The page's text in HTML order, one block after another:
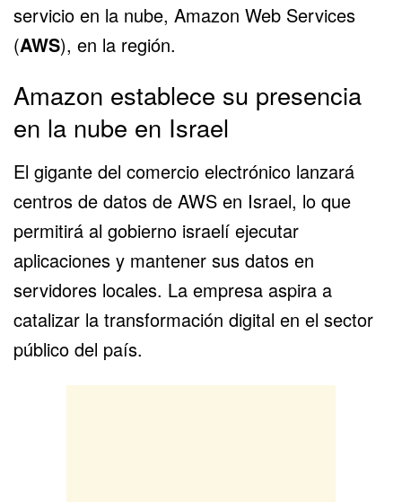
servicio en la nube, Amazon Web Services
(AWS), en la región.
Amazon establece su presencia
en la nube en Israel
El gigante del comercio electrónico lanzará
centros de datos de AWS en Israel, lo que
permitirá al gobierno israelí ejecutar
aplicaciones y mantener sus datos en
servidores locales. La empresa aspira a
catalizar la transformación digital en el sector
público del país.